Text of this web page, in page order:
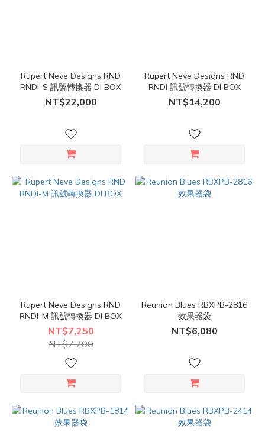
Rupert Neve Designs RND
RNDI-S 訊號轉換器 DI BOX
NT$22,000
Rupert Neve Designs RND
RNDI 訊號轉換器 DI BOX
NT$14,200
Rupert Neve Designs RND
RNDI-M 訊號轉換器 DI BOX
NT$7,250
NT$7,700
Reunion Blues RBXPB-2816
效果器袋
NT$6,080